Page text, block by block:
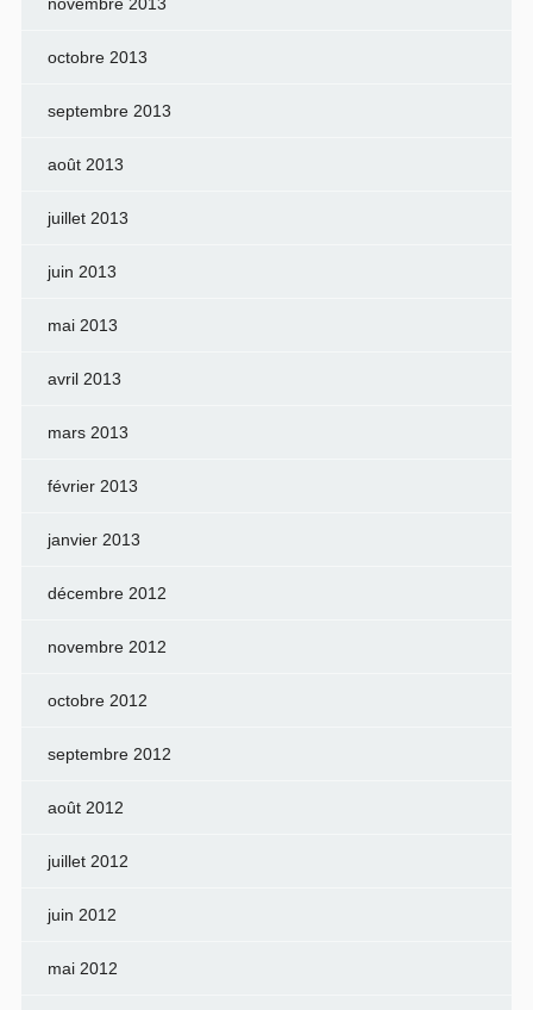
octobre 2013
septembre 2013
août 2013
juillet 2013
juin 2013
mai 2013
avril 2013
mars 2013
février 2013
janvier 2013
décembre 2012
novembre 2012
octobre 2012
septembre 2012
août 2012
juillet 2012
juin 2012
mai 2012